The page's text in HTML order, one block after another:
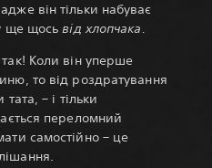
він тільки набуває
ще щосьвід хлопчака.
Коли він уперше
то від роздратування
– і тільки
переломний
самостійно – це